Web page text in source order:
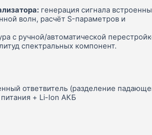
генерация сигнала
волн, расчёт S-параметров и
с ручной/автоматической
спектральных компонент.
ответвитель (разделение
+ Li-Ion АКБ